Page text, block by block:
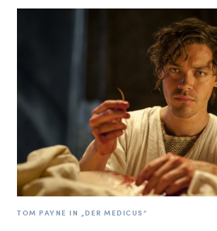
TOM PAYNE IN „DER MEDICUS“